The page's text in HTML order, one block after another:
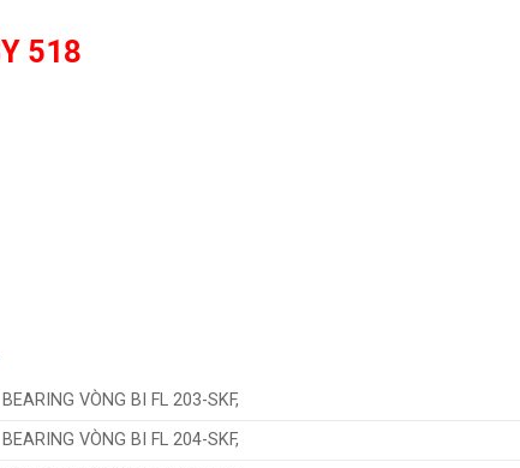
518
BEARING VÒNG BI FL 203-SKF,
BEARING VÒNG BI FL 204-SKF,